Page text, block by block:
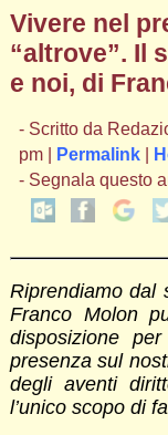
Vivere nel
“altrove”. Il
e noi, di
- Scritto da
pm |
Permalink|
- Segnala questo
Riprendiamo dal
Franco Molon
disposizione
presenza sul
degli aventi
l’unico scopo di